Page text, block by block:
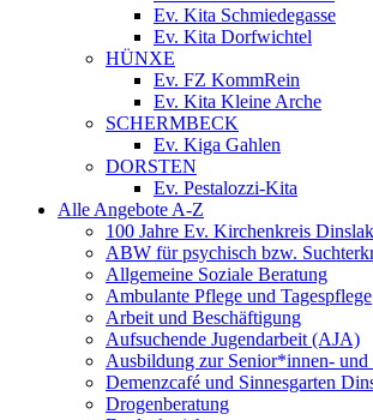
Ev. Kita Schmiedegasse
Ev. Kita Dorfwichtel
HÜNXE
Ev. FZ KommRein
Ev. Kita Kleine Arche
SCHERMBECK
Ev. Kiga Gahlen
DORSTEN
Ev. Pestalozzi-Kita
Alle Angebote A-Z
100 Jahre Ev. Kirchenkreis
ABW für psychisch bzw.
Allgemeine Soziale Beratung
Ambulante Pflege und Tagespflege
Arbeit und Beschäftigung
Aufsuchende Jugendarbeit (AJA)
Ausbildung zur Senior*innen- und
Demenzcafé und Sinnesgarten
Drogenberatung